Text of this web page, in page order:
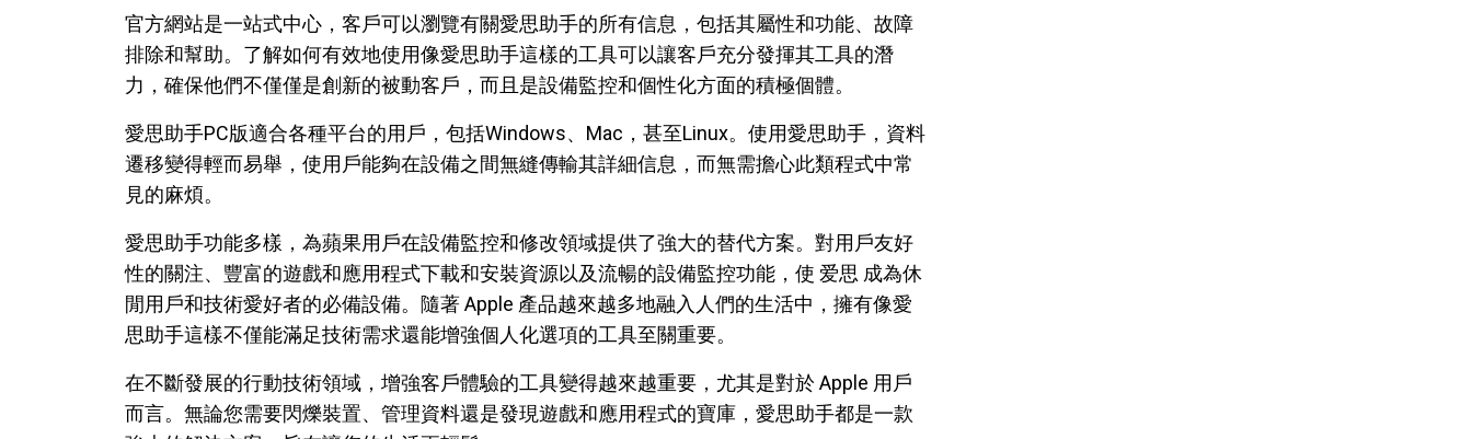
官方網站是一站式中心，客戶可以瀏覽有關愛思助手的所有信息，包括其屬性和功能、故障
排除和幫助。了解如何有效地使用像愛思助手這樣的工具可以讓客戶充分發揮其工具的潛
力，確保他們不僅僅是創新的被動客戶，而且是設備監控和個性化方面的積極個體。
愛思助手PC版適合各種平台的用戶，包括Windows、Mac，甚至Linux。使用愛思助手，資料
遷移變得輕而易舉，使用戶能夠在設備之間無縫傳輸其詳細信息，而無需擔心此類程式中常
見的麻煩。
愛思助手功能多樣，為蘋果用戶在設備監控和修改領域提供了強大的替代方案。對用戶友好
性的關注、豐富的遊戲和應用程式下載和安裝資源以及流暢的設備監控功能，使 爱思 成為休
閒用戶和技術愛好者的必備設備。隨著 Apple 產品越來越多地融入人們的生活中，擁有像愛
思助手這樣不僅能滿足技術需求還能增強個人化選項的工具至關重要。
在不斷發展的行動技術領域，增強客戶體驗的工具變得越來越重要，尤其是對於 Apple 用戶
而言。無論您需要閃爍裝置、管理資料還是發現遊戲和應用程式的寶庫，愛思助手都是一款